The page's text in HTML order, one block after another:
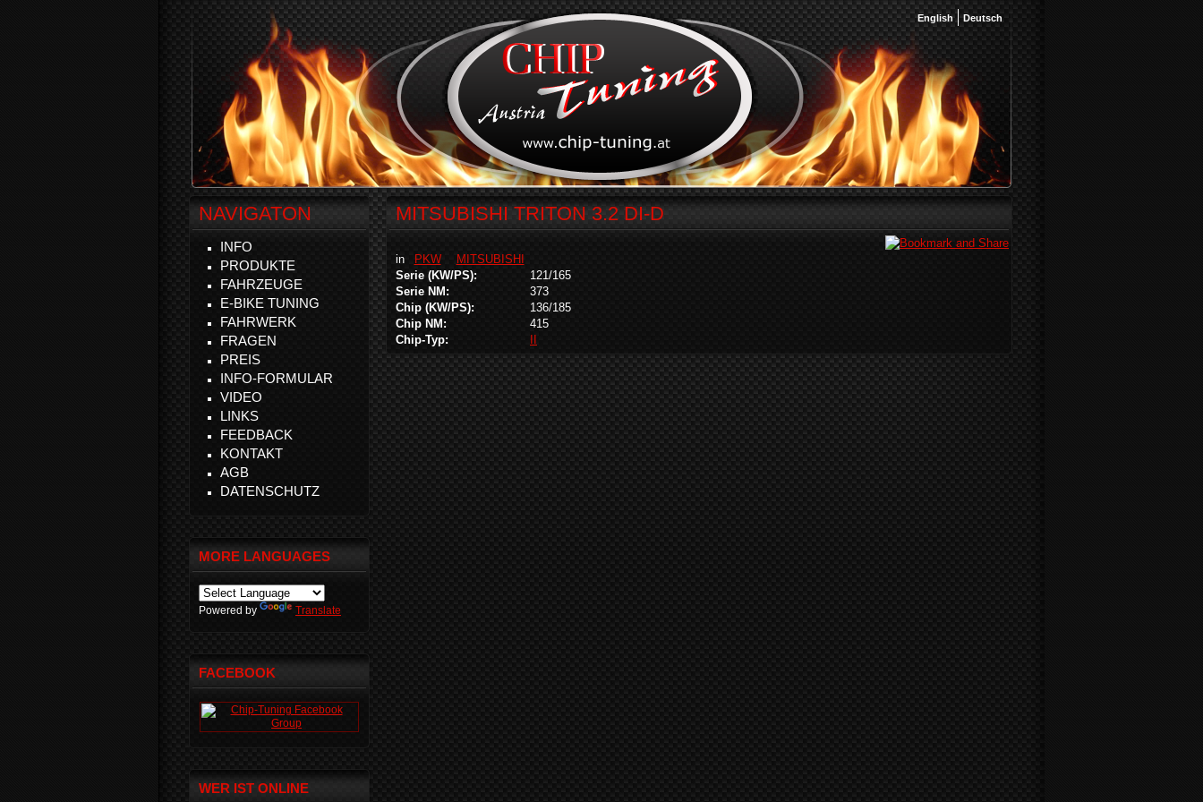
English Deutsch
MITSUBISHI TRITON 3.2 DI-D
in PKW
MITSUBISHI
Serie (KW/PS):
121/165
Serie NM:
373
Chip (KW/PS):
136/185
Chip NM:
415
Chip-Typ:
NAVIGATON
INFO
PRODUKTE
FAHRZEUGE
E-BIKE TUNING
FAHRWERK
FRAGEN
PREIS
INFO-FORMULAR
VIDEO
LINKS
FEEDBACK
KONTAKT
AGB
DATENSCHUTZ
MORE LANGUAGES
Powered by Translate
FACEBOOK
WER IST ONLINE